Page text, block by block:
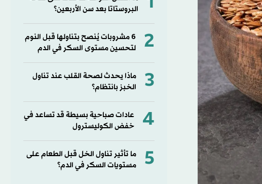
البروستاتا بعد سن الأربعين؟
2
6 مشروبات يُنصح بتناولها قبل النوم
لتحسين مستوى السكر في الدم
3
ماذا يحدث لصحة القلب عند تناول
الخبز بانتظام؟
4
عادات صباحية بسيطة قد تساعد في
خفض الكوليسترول
5
ما تأثير تناول الخل قبل الطعام على
مستويات السكر في الدم؟